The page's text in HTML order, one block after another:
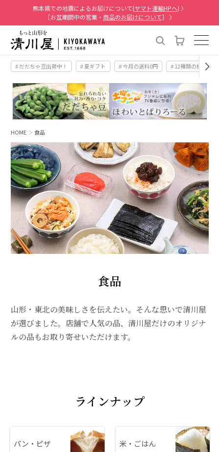
熊本県での地震によるお届けについて(ヤマト運輸HPへ) 〉
［お盆期間中の営業・ 商品のお届けについて］ 〉
# だだちゃ豆出荷中！ # 夏ギフト # 今月の送料0円 # 12種類の桃
HOME 食品
食品
山形・東北の美味しさを伝えたい。そんな思いで清川屋
が選びました。店舗で人気の品、清川屋だけのオリジナ
ルの品もお取り寄せいただけます。
ラインナップ
パン・ピザ 米・ごはん